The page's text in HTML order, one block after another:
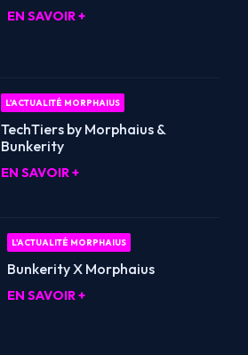
EN SAVOIR +
L'ACTUALITÉ MORPHAIUS
TechTiers by Morphaius &
Bunkerity
EN SAVOIR +
L'ACTUALITÉ MORPHAIUS
Bunkerity X Morphaius
EN SAVOIR +